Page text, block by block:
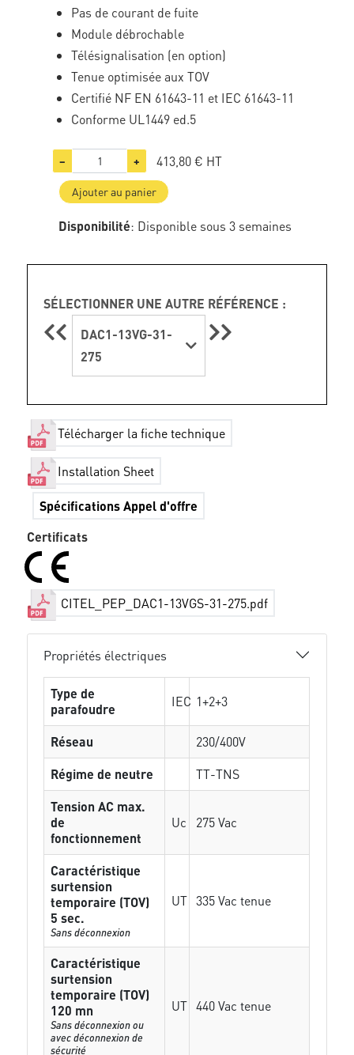
Pas de courant de fuite
Module débrochable
Télésignalisation (en option)
Tenue optimisée aux TOV
Certifié NF EN 61643-11 et IEC 61643-11
Conforme UL1449 ed.5
− + 413,80 € HT
Ajouter au panier
Disponibilité: Disponible sous 3 semaines
SÉLECTIONNER UNE AUTRE RÉFÉRENCE :
DAC1-13VG-31-
275
Télécharger la fiche technique
Installation Sheet
Spécifications Appel d'offre
Certificats
CITEL_PEP_DAC1-13VGS-31-275.pdf
Propriétés électriques
Type de
parafoudre
IEC 1+2+3
Réseau
230/400V
Régime de neutre
TT-TNS
Tension AC max.
de
fonctionnement
Uc 275 Vac
Caractéristique
surtension
temporaire (TOV)
5 sec.
Sans déconnexion
UT 335 Vac tenue
Caractéristique
surtension
temporaire (TOV)
120 mn
Sans déconnexion ou
avec déconnexion de
sécurité
UT 440 Vac tenue